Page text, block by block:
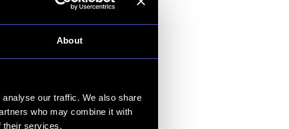
About
our traffic. We also share
who may combine it with
their services.